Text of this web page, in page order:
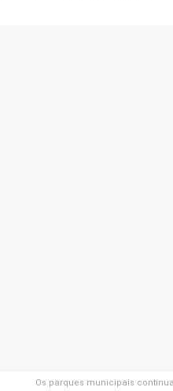
Os parques municipais